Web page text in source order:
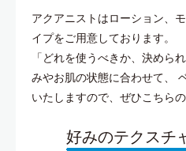
アクアニストはローション、
イプをご用意しております。
「どれを使うべきか、決めら
みやお肌の状態に合わせて、
いたしますので、ぜひこちら
好みのテクスチ